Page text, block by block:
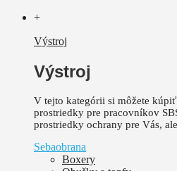
+
Výstroj
Výstroj
V tejto kategórii si môžete kúpiť
prostriedky pre pracovníkov
prostriedky ochrany pre Vás,
Sebaobrana
Boxery